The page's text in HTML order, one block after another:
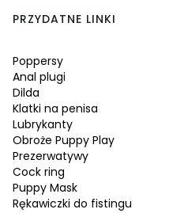
PRZYDATNE LINKI
Poppersy
Anal plugi
Dilda
Klatki na penisa
Lubrykanty
Obroże Puppy Play
Prezerwatywy
Cock ring
Puppy Mask
Rękawiczki do fistingu